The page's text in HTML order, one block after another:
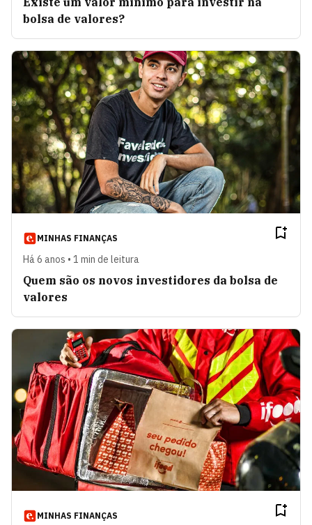
bolsa de valores?
MINHAS FINANÇAS
Há 6 anos • 1 min de leitura
Quem são os novos investidores da bolsa de
valores
MINHAS FINANÇAS